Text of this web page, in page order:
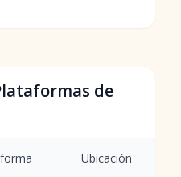
de
Ubicación